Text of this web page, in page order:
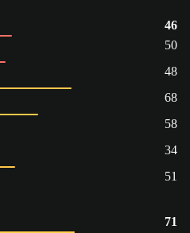
46
50
48
68
58
34
51
71